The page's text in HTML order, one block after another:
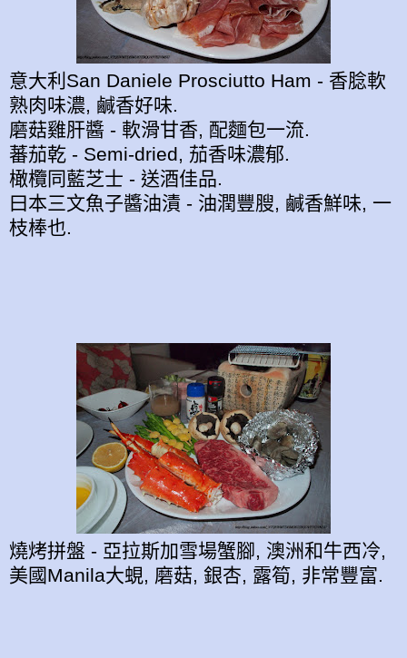
意大利San Daniele Prosciutto Ham - 香腍軟
熟肉味濃, 鹹香好味.
磨菇雞肝醬 - 軟滑甘香, 配麵包一流.
蕃茄乾 - Semi-dried, 茄香味濃郁.
橄欖同藍芝士 - 送酒佳品.
曰本三文魚子醬油漬 - 油潤豐膄, 鹹香鮮味, 一
枝棒也.
燒烤拼盤 - 亞拉斯加雪場蟹腳, 澳洲和牛西冷,
美國Manila大蜆, 磨菇, 銀杏, 露筍, 非常豐富.